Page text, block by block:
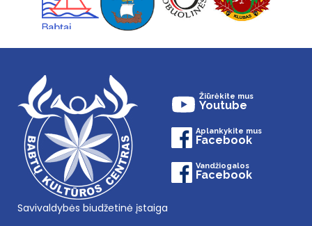
Žiūrėkite mus
Youtube
Aplankykite mus
Facebook
Vandžiogalos
Facebook
Savivaldybės biudžetinė įstaiga